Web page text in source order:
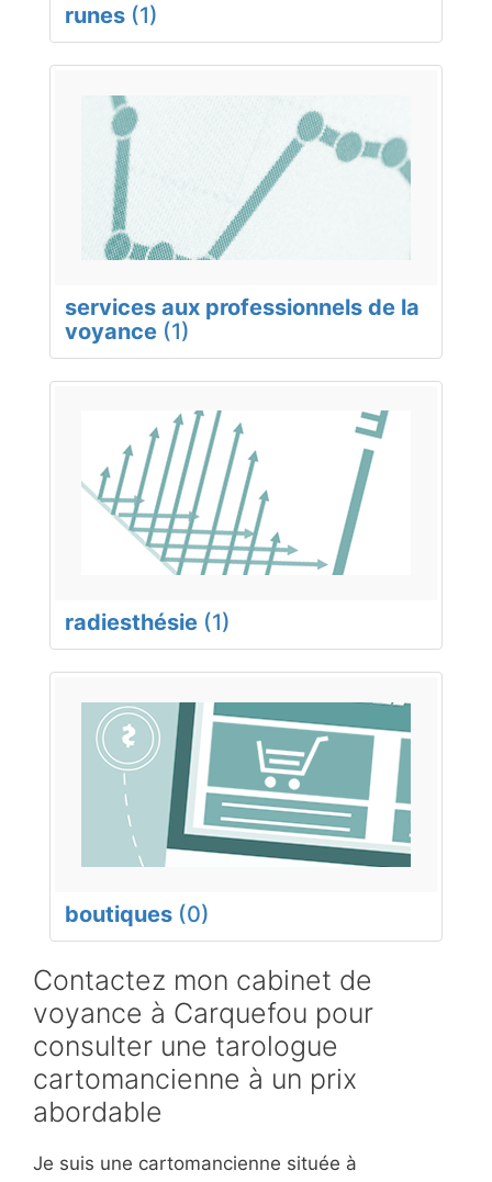
runes (1)
services aux professionnels de la
voyance (1)
radiesthésie (1)
boutiques (0)
Contactez mon cabinet de
voyance à Carquefou pour
consulter une tarologue
cartomancienne à un prix
abordable
Je suis une cartomancienne située à